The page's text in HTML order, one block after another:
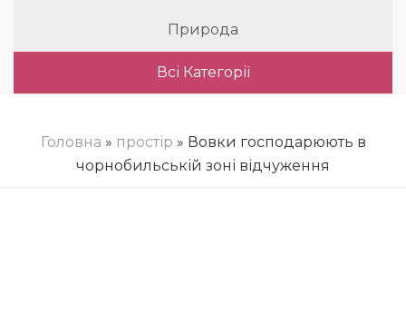
Природа
Всі Категорії
Головна » простір » Вовки господарюють в
чорнобильській зоні відчуження